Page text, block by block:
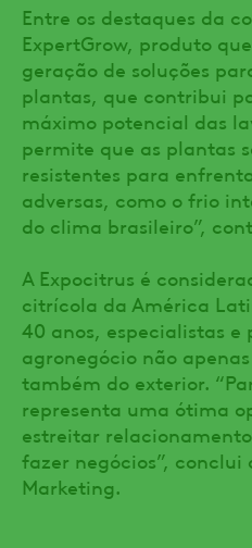
Entre os destaques da
ExpertGrow, produto
geração de soluções
plantas, que contribui
máximo potencial das
permite que as plantas
resistentes para
adversas, como o frio
do clima brasileiro”,
A Expocitrus é
citrícola da América
40 anos, especialistas e
agronegócio não
também do exterior.
representa uma ótima
estreitar
fazer negócios”, conclui
Marketing.